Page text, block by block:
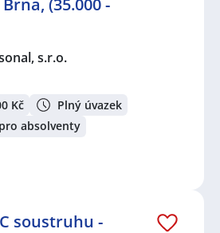
(35.000 -
s.r.o.
Kč
Plný úvazek
absolventy
soustruhu -